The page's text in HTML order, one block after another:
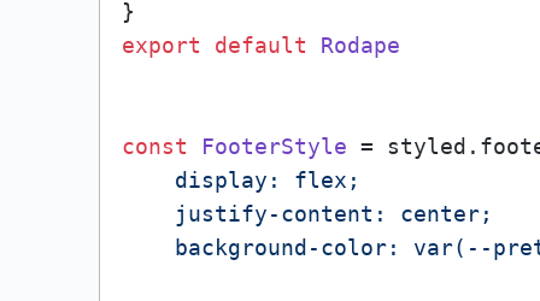
export
default Rodape
const FooterStyle = styled.
    display: flex;
    justify-content: center;
background-color: var(--